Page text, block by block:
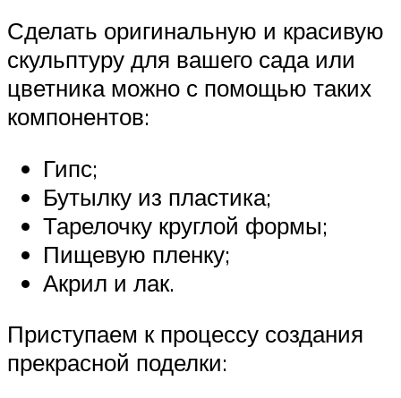
Сделать оригинальную и красивую
скульптуру для вашего сада или
цветника можно с помощью таких
компонентов:
Гипс;
Бутылку из пластика;
Тарелочку круглой формы;
Пищевую пленку;
Акрил и лак.
Приступаем к процессу создания
прекрасной поделки: